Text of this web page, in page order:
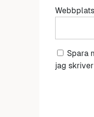
Webbplats
Spara
jag